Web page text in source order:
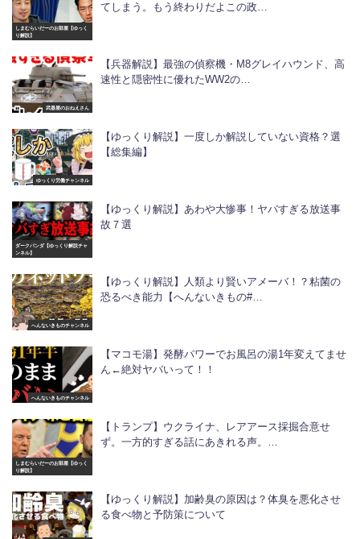
しまむらいだーのお部屋【ゆっく
り解説】
てしまう。もう終わりだよこの政…
武器屋のおねえさん
【兵器解説】最強の偵察機・M8グレイハウンド、高
速性と隠密性に優れたWW2の…
ゆっくり労働チャンネル
【ゆっくり解説】一度しか解説していない資格？選
【総集編】
ダークパンダ【ゆっくり解説チャ
ンネル】
【ゆっくり解説】あわや大惨事！ヤバすぎる放送事
故７選
へんないきものチャンネル
【ゆっくり解説】人類より賢いアメーバ！？粘菌の
恐るべき能力【へんないきもの#…
へんないきものチャンネル
【マコモ湯】発酵パワーでお風呂の湯1年変えてませ
ん←絶対ヤバいって！！
しまむらいだーのお部屋【ゆっく
り解説】
【トランプ】ウクライナ、レアアース採掘合意せ
ず。一方的すぎる話にあきれる声。…
【ゆっくり解説】加齢臭の原因は？体臭を悪化させ
る食べ物と予防策について